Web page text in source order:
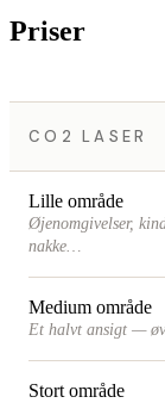
Priser
CO2 LASER
Lille område
Øjenomgivelser,
nakke…
Medium område
Et halvt ansigt —
Stort område